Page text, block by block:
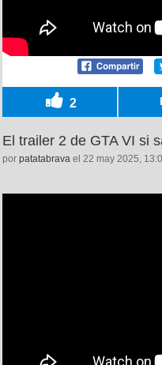
2
El trailer 2 de GTA VI si
por patatabrava el 22 may 2025,